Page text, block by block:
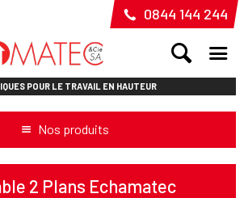
0844 144 244
POUR LE TRAVAIL EN HAUTEUR
Nos produits
2 Plans Echamatec